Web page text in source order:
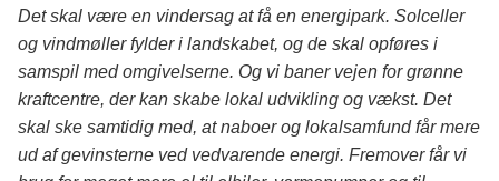
Det skal være en vindersag at få en energipark. Solceller
og vindmøller fylder i landskabet, og de skal opføres i
samspil med omgivelserne. Og vi baner vejen for grønne
kraftcentre, der kan skabe lokal udvikling og vækst. Det
skal ske samtidig med, at naboer og lokalsamfund får mere
ud af gevinsterne ved vedvarende energi. Fremover får vi